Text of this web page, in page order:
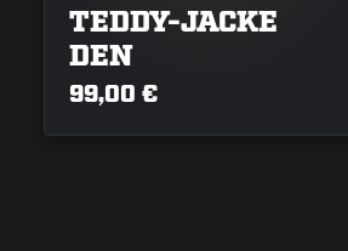
TEDDY-JACKE
DEN
99,00 €